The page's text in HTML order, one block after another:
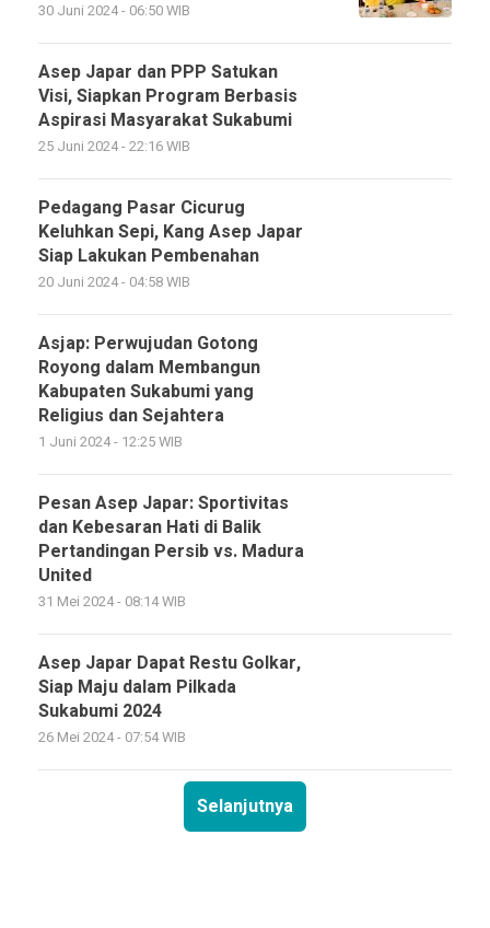
30 Juni 2024 - 06:50 WIB
Asep Japar dan PPP Satukan
Visi, Siapkan Program Berbasis
Aspirasi Masyarakat Sukabumi
25 Juni 2024 - 22:16 WIB
Pedagang Pasar Cicurug
Keluhkan Sepi, Kang Asep Japar
Siap Lakukan Pembenahan
20 Juni 2024 - 04:58 WIB
Asjap: Perwujudan Gotong
Royong dalam Membangun
Kabupaten Sukabumi yang
Religius dan Sejahtera
1 Juni 2024 - 12:25 WIB
Pesan Asep Japar: Sportivitas
dan Kebesaran Hati di Balik
Pertandingan Persib vs. Madura
United
31 Mei 2024 - 08:14 WIB
Asep Japar Dapat Restu Golkar,
Siap Maju dalam Pilkada
Sukabumi 2024
26 Mei 2024 - 07:54 WIB
Selanjutnya